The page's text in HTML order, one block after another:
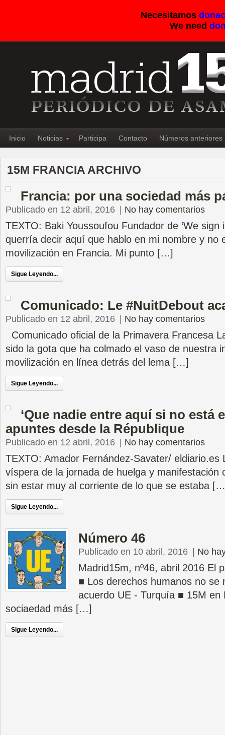
Necesitamos
We need
Inicio Noticias Participa Contacto Números anteriores
15M FRANCIA ARCHIVO
Francia: por una sociedad más
Publicado en 12 abril, 2016 No hay comentarios
TEXTO: Baki Youssoufou Fundador de ‘We sign
querría decir aquí que hablo en mi nombre y no
movilización en Francia. Mi punto […]
Sigue Leyendo...
Comunicado: Le #NuitDebout
Publicado en 12 abril, 2016 No hay comentarios
Comunicado oficial de la Primavera Francesa
sido la gota que ha colmado el vaso de nuestra
movilización en línea detrás del lema […]
Sigue Leyendo...
‘Que nadie entre aquí si no está
apuntes desde la République
Publicado en 12 abril, 2016 No hay comentarios
TEXTO: Amador Fernández-Savater/ eldiario.es
víspera de la jornada de huelga y manifestación
sin estar muy al corriente de lo que se estaba
Sigue Leyendo...
Número 46
Publicado en 10 abril, 2016 No
Madrid15m, nº46, abril 2016 El
■ Los derechos humanos no se
acuerdo UE - Turquía ■ 15M en
sociaedad más […]
Sigue Leyendo...